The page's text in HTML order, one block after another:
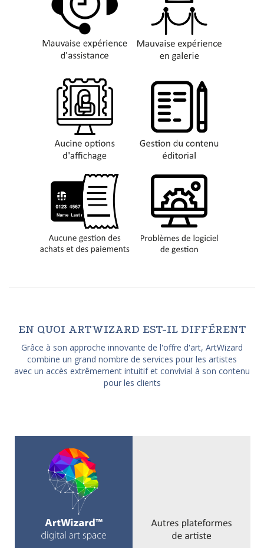
EN QUOI ARTWIZARD EST-IL DIFFÉRENT
Grâce à son approche innovante de l'offre d'art, ArtWizard
combine un grand nombre de services pour les artistes
avec un accès extrêmement intuitif et convivial à son contenu
pour les clients